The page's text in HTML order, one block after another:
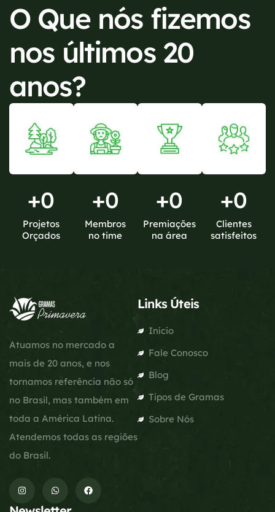
O Que nós fizemos
nos últimos 20
anos?
+0
Projetos
Orçados
+0
Membros
no time
+0
Premiações
na área
+0
Clientes
satisfeitos
Atuamos no mercado a
mais de 20 anos, e nos
tornamos referência não só
no Brasil, mas também em
toda a América Latina.
Atendemos todas as regiões
do Brasil.
Links Úteis
Início
Fale Conosco
Blog
Tipos de Gramas
Sobre Nós